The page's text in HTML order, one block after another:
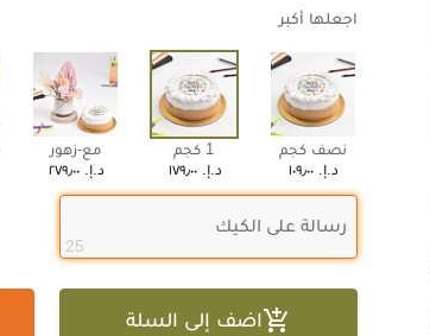
اجعلها أكبر
نصف كجم
د.إ.‏ ١٠٩٫٠٠
1 كجم
د.إ.‏ ١٧٩٫٠٠
مع-زهور
د.إ.‏ ٢٧٩٫٠٠
25
اضف إلى السلة